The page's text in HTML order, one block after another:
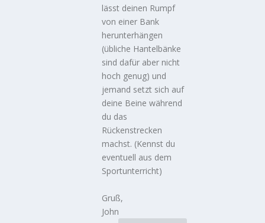
lässt deinen Rumpf
von einer Bank
herunterhängen
(übliche Hantelbänke
sind dafür aber nicht
hoch genug) und
jemand setzt sich auf
deine Beine während
du das
Rückenstrecken
machst. (Kennst du
eventuell aus dem
Sportunterricht)
Gruß,
John